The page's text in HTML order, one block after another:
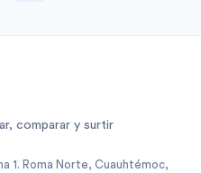
comparar y surtir
1. Roma Norte, Cuauhtémoc,